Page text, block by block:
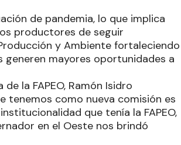
de pandemia, lo que implica
productores de seguir
y Ambiente fortaleciendo
generen mayores oportunidades a
la FAPEO, Ramón Isidro
tenemos como nueva comisión es
que tenía la FAPEO,
en el Oeste nos brindó